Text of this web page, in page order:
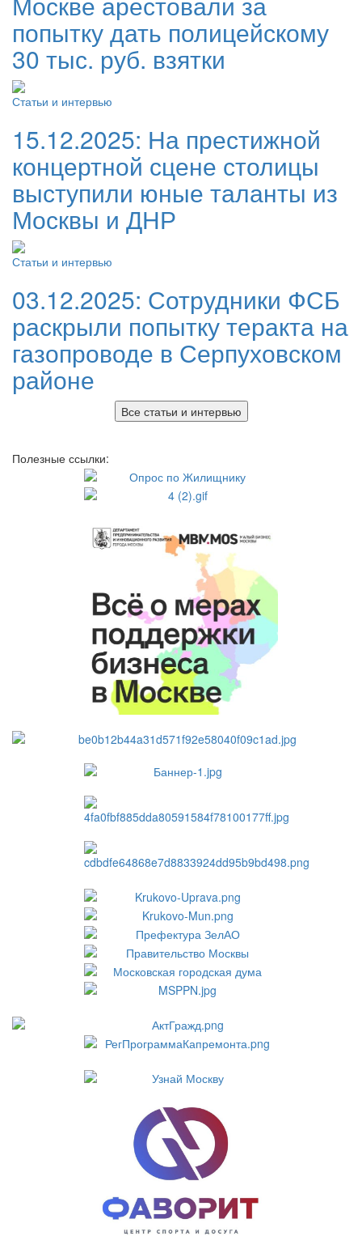
попытку дать полицейскому
30 тыс. руб. взятки
Статьи и интервью
15.12.2025: На престижной
концертной сцене столицы
выступили юные таланты из
Москвы и ДНР
Статьи и интервью
03.12.2025: Сотрудники ФСБ
раскрыли попытку теракта на
газопроводе в Серпуховском
районе
Все статьи и интервью
Полезные ссылки: